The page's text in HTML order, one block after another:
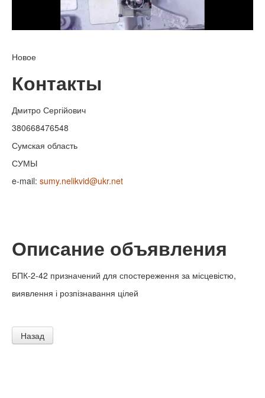
Новое
Контакты
Дмитро Сергійович
380668476548
Сумская область
СУМЫ
e-mail: sumy.nelikvid@ukr.net
Описание объявления
БПК-2-42 призначений для спостереження за місцевістю,
виявлення і розпізнавання цілей
Назад